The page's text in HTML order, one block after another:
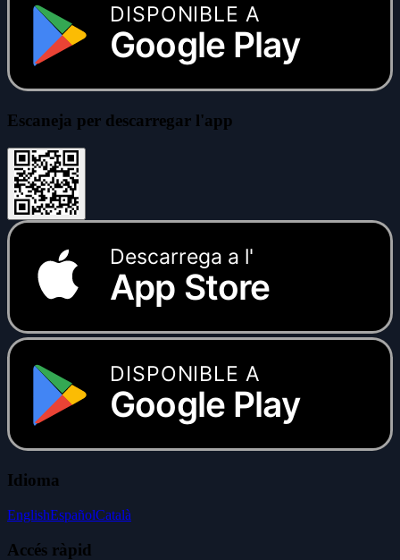
DISPONIBLE A
Google Play
Escaneja per descarregar l'app
Descarrega a l'
App Store
DISPONIBLE A
Google Play
Idioma
EnglishEspañolCatalà
Accés ràpid